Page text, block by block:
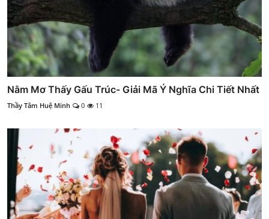
Nằm Mơ Thấy Gấu Trúc- Giải Mã Ý Nghĩa Chi Tiết Nhất
Thầy Tâm Huệ Minh 0 11